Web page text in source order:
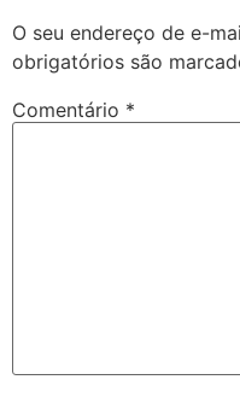
O seu endereço de e-
obrigatórios são
Comentário *